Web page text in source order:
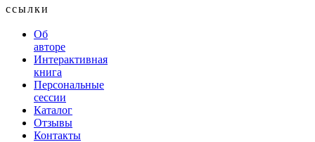
ссылки
Об
авторе
Интерактивная
книга
Персональные
сессии
Каталог
Отзывы
Контакты